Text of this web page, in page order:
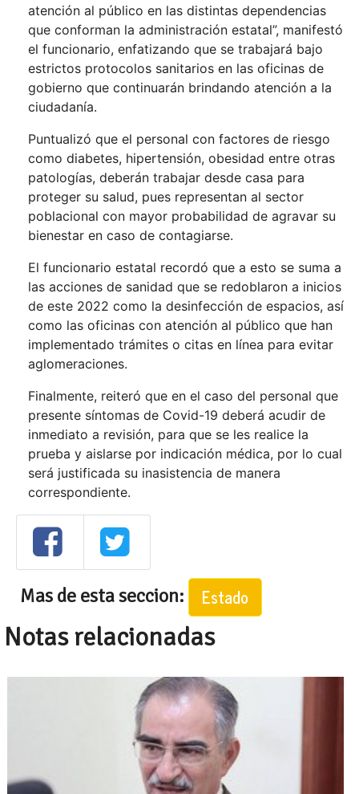
atención al público en las distintas dependencias
que conforman la administración estatal”, manifestó
el funcionario, enfatizando que se trabajará bajo
estrictos protocolos sanitarios en las oficinas de
gobierno que continuarán brindando atención a la
ciudadanía.
Puntualizó que el personal con factores de riesgo
como diabetes, hipertensión, obesidad entre otras
patologías, deberán trabajar desde casa para
proteger su salud, pues representan al sector
poblacional con mayor probabilidad de agravar su
bienestar en caso de contagiarse.
El funcionario estatal recordó que a esto se suma a
las acciones de sanidad que se redoblaron a inicios
de este 2022 como la desinfección de espacios, así
como las oficinas con atención al público que han
implementado trámites o citas en línea para evitar
aglomeraciones.
Finalmente, reiteró que en el caso del personal que
presente síntomas de Covid-19 deberá acudir de
inmediato a revisión, para que se les realice la
prueba y aislarse por indicación médica, por lo cual
será justificada su inasistencia de manera
correspondiente.
Mas de esta seccion: Estado
Notas relacionadas